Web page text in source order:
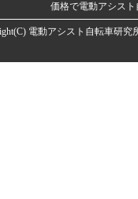
価格で電動アシス
電動アシスト自転車研究